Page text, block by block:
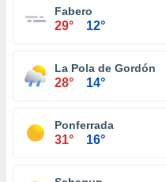
Fabero
29° 12°
La Pola de Gordón
28° 14°
Ponferrada
31° 16°